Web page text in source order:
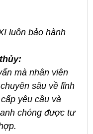
luôn bảo hành
mà nhân viên
sâu về lĩnh
yêu cầu và
chóng được tư